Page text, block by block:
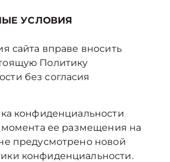
УСЛОВИЯ
сайта вправе вносить
Политику
без согласия
конфиденциальности
момента ее размещения на
предусмотрено новой
конфиденциальности.